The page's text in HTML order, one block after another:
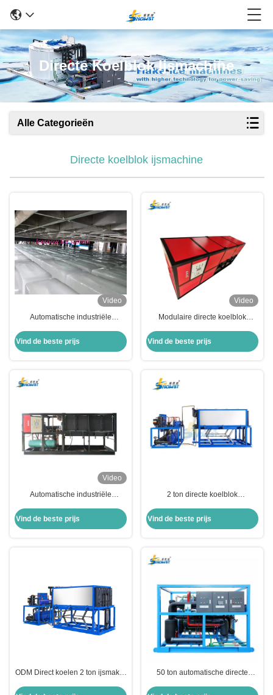
Directe Koelblok Ijsmachine
Alle Categorieën
Directe koelblok ijsmachine
Video
Automatische industriële
50 kg
Vind de beste prijs
Video
Modulaire directe koelblok
Vind de beste prijs
Video
Automatische industriële
koelen van vis en zeevruchten
Vind de beste prijs
2 ton directe koelblok
Vind de beste prijs
ODM Direct koelen 2 ton ijsmaker
50 ton automatische directe